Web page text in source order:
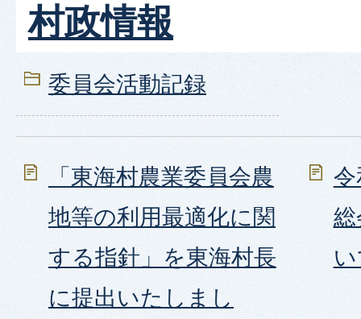
村政情報
委員会活動記録
「東海村農業委員会農
地等の利用最適化に関
する指針」を東海村長
に提出いたしまし
令